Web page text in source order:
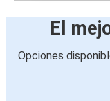
El
Opciones